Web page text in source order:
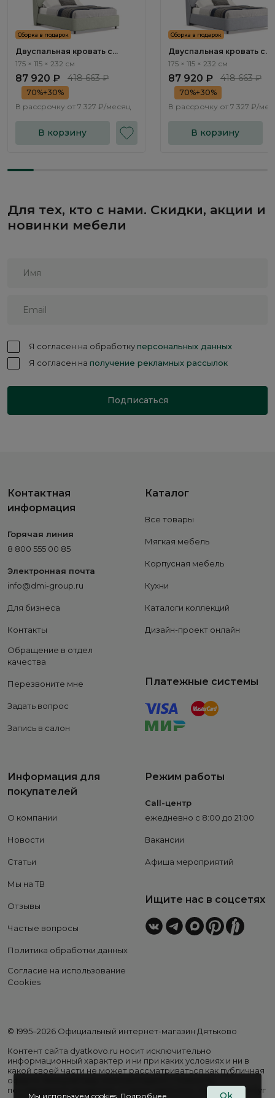
Сборка в подарок
Двуспальная кровать с
подъемным механизмом
175 × 115 × 232 см
87 920 ₽ 418 663 ₽
70%+30%
В рассрочку от 7 327 ₽/месяц
В корзину
Сборка в подарок
Двуспальная кровать с
подъемным механизмом
175 × 115 × 232 см
87 920 ₽ 418 663 ₽
70%+30%
В рассрочку от 7 327 ₽/
В корзину
Для тех, кто с нами. Скидки, акции и
новинки мебели
Я согласен на обработкуперсональных данных
Я согласен на получение рекламных рассылок
Подписаться
Контактная
информация
Горячая линия
8 800 555 00 85
Электронная почта
info@dmi-group.ru
Для бизнеса
Контакты
Обращение в отдел
качества
Перезвоните мне
Задать вопрос
Запись в салон
Каталог
Все товары
Мягкая мебель
Корпусная мебель
Кухни
Каталоги коллекций
Дизайн-проект онлайн
Платежные системы
Информация для
покупателей
О компании
Новости
Статьи
Мы на ТВ
Отзывы
Частые вопросы
Политика обработки данных
Согласие на использование
Cookies
Режим работы
Call-центр
ежедневно с 8:00 до 21:00
Вакансии
Афиша мероприятий
Ищите нас в соцсетях
© 1995–2026 Официальный интернет-магазин Дятьково
Контент сайта dyatkovo.ru носит исключительно
информационный характер и ни при каких условиях и ни в
какой своей части не может рассматриваться как публичная
оферта. Внешний вид, комплектация и стоимость
поставляемой продукции, а также перечень сервисных услуг
Мы используем cookies. Подробнее Ok